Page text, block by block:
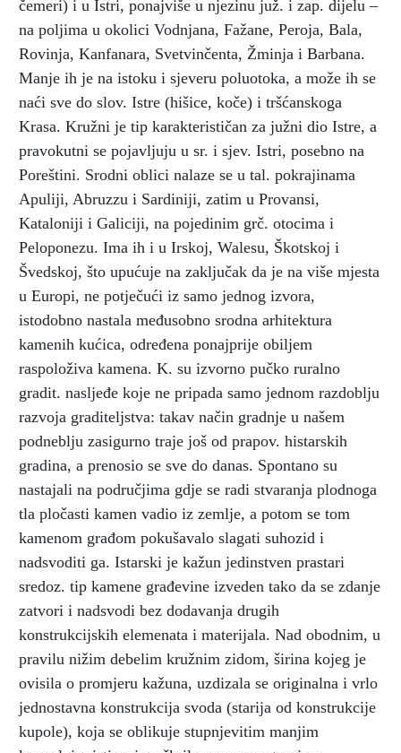
čemeri) i u Istri, ponajviše u njezinu juž. i zap. dijelu –
na poljima u okolici Vodnjana, Fažane, Peroja, Bala,
Rovinja, Kanfanara, Svetvinčenta, Žminja i Barbana.
Manje ih je na istoku i sjeveru poluotoka, a može ih se
naći sve do slov. Istre (hišice, koče) i tršćanskoga
Krasa. Kružni je tip karakterističan za južni dio Istre, a
pravokutni se pojavljuju u sr. i sjev. Istri, posebno na
Poreštini. Srodni oblici nalaze se u tal. pokrajinama
Apuliji, Abruzzu i Sardiniji, zatim u Provansi,
Kataloniji i Galiciji, na pojedinim grč. otocima i
Peloponezu. Ima ih i u Irskoj, Walesu, Škotskoj i
Švedskoj, što upućuje na zaključak da je na više mjesta
u Europi, ne potječući iz samo jednog izvora,
istodobno nastala međusobno srodna arhitektura
kamenih kućica, određena ponajprije obiljem
raspoloživa kamena. K. su izvorno pučko ruralno
gradit. nasljeđe koje ne pripada samo jednom razdoblju
razvoja graditeljstva: takav način gradnje u našem
podneblju zasigurno traje još od prapov. histarskih
gradina, a prenosio se sve do danas. Spontano su
nastajali na područjima gdje se radi stvaranja plodnoga
tla pločasti kamen vadio iz zemlje, a potom se tom
kamenom građom pokušavalo slagati suhozid i
nadsvoditi ga. Istarski je kažun jedinstven prastari
sredoz. tip kamene građevine izveden tako da se zdanje
zatvori i nadsvodi bez dodavanja drugih
konstrukcijskih elemenata i materijala. Nad obodnim, u
pravilu nižim debelim kružnim zidom, širina kojeg je
ovisila o promjeru kažuna, uzdizala se originalna i vrlo
jednostavna konstrukcija svoda (starija od konstrukcije
kupole), koja se oblikuje stupnjevitim manjim